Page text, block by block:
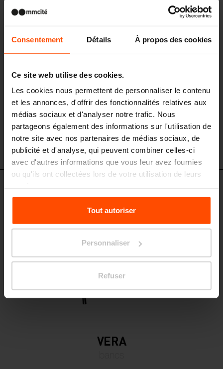
Consentement Détails À propos des cookies
Ce site web utilise des cookies.
Les cookies nous permettent de personnaliser le contenu
et les annonces, d'offrir des fonctionnalités relatives aux
médias sociaux et d'analyser notre trafic. Nous
partageons également des informations sur l'utilisation de
notre site avec nos partenaires de médias sociaux, de
publicité et d'analyse, qui peuvent combiner celles-ci
avec d'autres informations que vous leur avez fournies
ou qu'ils ont collectées lors de votre utilisation de leurs
Pour plus d'informations, veuillez consulter le
sitePrinciples Relating to the Processing Personal
Tout autoriser
Personnaliser
Refuser
LVB160 - LVB162
Banc pour enfants avec dossier
arrondis
LVB160
Ensemble de conception
VERA